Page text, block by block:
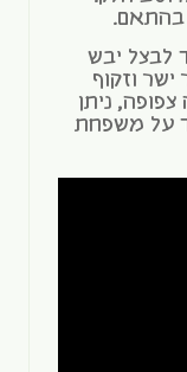
בהתאם.
לבצל יבש
וזקוף
צפופה, ניתן
על משפחת